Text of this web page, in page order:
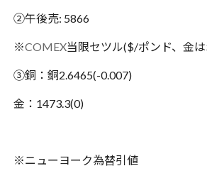
②午後売: 5866
※COMEX当限セツル($/ポンド、金
③銅：銅2.6465(-0.007)
金：1473.3(0)
※ニューヨーク為替引値